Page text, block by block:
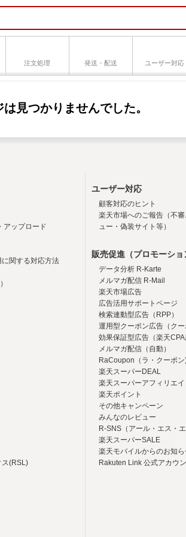
注文処理 発送・配送 ユーザー対応
見つかりませんでした。
アップロード
関する対応方法
ス(RSL)
ユーザー対応
顧客対応のヒント
楽天市場へのご報告（不
ュー・偽装サイト等）
販売促進（プロモーショ
データ分析 R-Karte
メルマガ配信 R-Mail
楽天市場広告
広告活用サポートページ
検索連動型広告（RPP）
運用型クーポン広告（クー
効果保証型広告（楽天CPA
メルマガ配信（自動）
RaCoupon（ラ・クーポン
楽天スーパーDEAL
楽天スーパーアフィリエイ
楽天ポイント
その他キャンペーン
みんなのレビュー
R-SNS（アール・エス・エ
楽天スーパーSALE
楽天モバイルからのお知
Rakuten Link 公式アカウ